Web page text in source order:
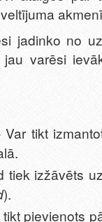
jadinko no
varēsi
Var tikt
tiek izžāvēts
).
pievienots